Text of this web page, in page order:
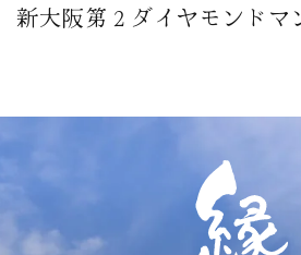
新大阪第２ダイヤモンドマ